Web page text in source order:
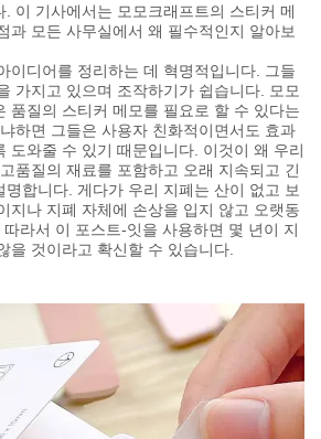
. 이 기사에서는 모모크래프트의 스티커 메
과 모든 사무실에서 왜 필수적인지 알아보
이디어를 정리하는 데 혁명적입니다. 그들
가지고 있으며 조작하기가 쉽습니다. 모모
품질의 스티커 메모를 필요로 할 수 있다는
하면 그들은 사용자 친화적이면서도 효과
도와줄 수 있기 때문입니다. 이것이 왜 우리
품질의 재료를 포함하고 오래 지속되고 긴
명합니다. 게다가 우리 지폐는 산이 없고 보
지나 지폐 자체에 손상을 입지 않고 오랫동
라서 이 포스트-잇을 사용하면 몇 년이 지
을 것이라고 확신할 수 있습니다.